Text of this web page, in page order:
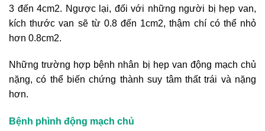
3 đến 4cm2. Ngược lại, đối với những người bị hẹp van,
kích thước van sẽ từ 0.8 đến 1cm2, thậm chí có thể nhỏ
hơn 0.8cm2.
Những trường hợp bệnh nhân bị hẹp van động mạch chủ
nặng, có thể biến chứng thành suy tâm thất trái và nặng
hơn.
Bệnh phình động mạch chủ